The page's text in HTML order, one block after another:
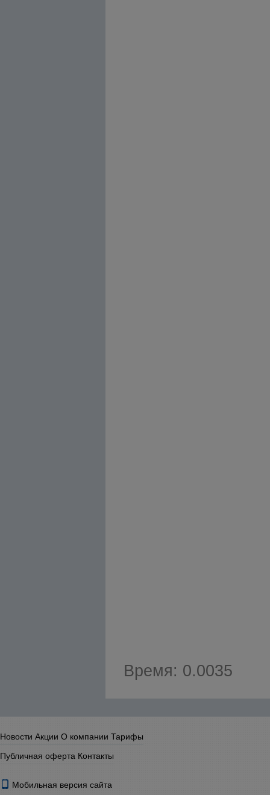
Время: 0.0035
Новости Акции О компании Тарифы
Публичная оферта Контакты
Мобильная версия сайта